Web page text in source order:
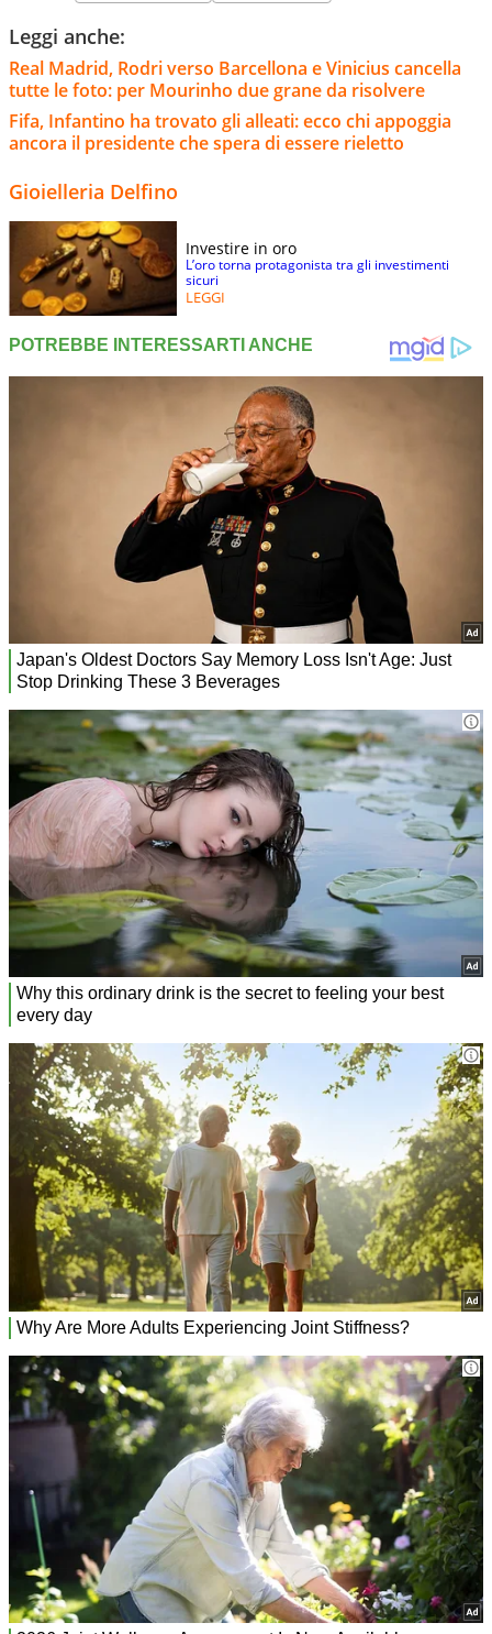
Leggi anche:
Real Madrid, Rodri verso Barcellona e Vinicius cancella
tutte le foto: per Mourinho due grane da risolvere
Fifa, Infantino ha trovato gli alleati: ecco chi appoggia
ancora il presidente che spera di essere rieletto
Gioielleria Delfino
Investire in oro
L’oro torna protagonista tra gli investimenti
sicuri
LEGGI